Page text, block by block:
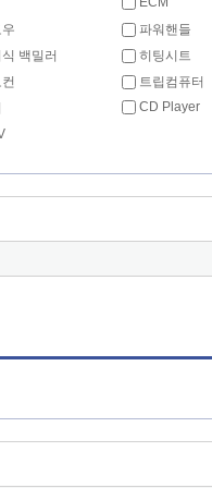
파워핸들
백밀러
히팅시트
트립컴퓨터
CD Player